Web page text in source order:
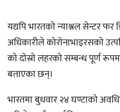
यद्यपि भारतको न्याश्नल सेन्टर
अधिकारीले कोरोनाभाइरसको
को दोस्रो लहरको सम्बन्ध पूर्ण
बताएका छन्।
भारतमा बुधवार २४ घण्टाको